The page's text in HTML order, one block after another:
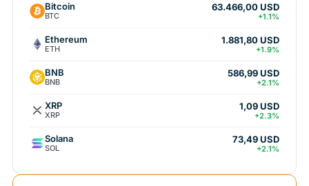
Bitcoin
BTC
63.466,00 USD
+1.1%
Ethereum
ETH
1.881,80 USD
+1.9%
BNB
BNB
586,99 USD
+2.1%
XRP
XRP
1,09 USD
+2.3%
Solana
SOL
73,49 USD
+2.1%